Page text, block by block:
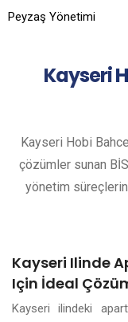
Peyzaş Yönetimi
Kayseri
Kayseri Hobi
çözümler sunan
yönetim
Kayseri Ilinde
Için İdeal
Kayseri ilindeki